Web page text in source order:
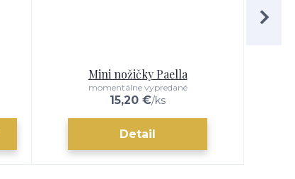
Mini nožičky Paella
15,20 €/ks
momentálne vypredané
Detail